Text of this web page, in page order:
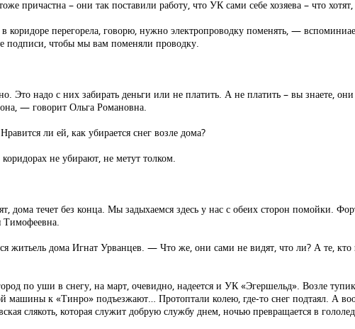
причастна – они так поставили работу, что УК сами себе хозяева – что
перегорела, говорю, нужно электропроводку поменять, —
подписи, чтобы мы вам поменяли проводку.
Это надо с них забирать деньги или не платить. А не платить – вы знаете,
— говорит Ольга Романовна.
ли ей, как убирается снег возле дома?
не убирают, не метут толком.
течет без конца. Мы задыхаемся здесь у нас с обеих сторон помойки.
Тимофеевна.
дома Игнат Урванцев. — Что же, они сами не видят, что ли? А те, кто
по уши в снегу, на март, очевидно, надеется и УК «Эгершельд». Возле
машины к «Тинро» подъезжают… Протоптали колею, где-то снег подтаял. А
слякоть, которая служит добрую службу днем, ночью превращается в